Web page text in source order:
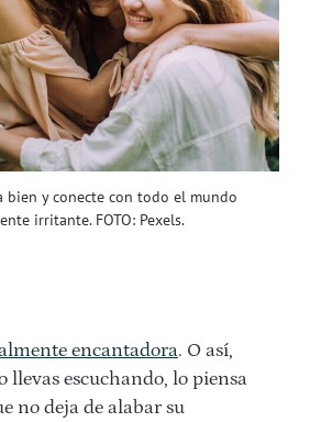
bien y conecte con todo el mundo
irritante. FOTO: Pexels.
encantadora. O así,
llevas escuchando, lo piensa
no deja de alabar su